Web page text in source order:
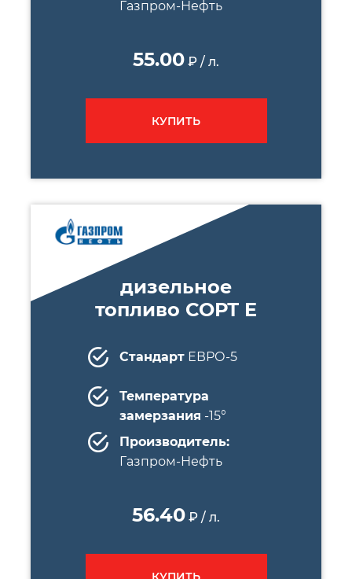
Газпром-Нефть
55.00 ₽ / л.
КУПИТЬ
дизельное
топливо СОРТ E
СтандартЕВРО-5
Температура
замерзания -15°
Производитель:
Газпром-Нефть
56.40 ₽ / л.